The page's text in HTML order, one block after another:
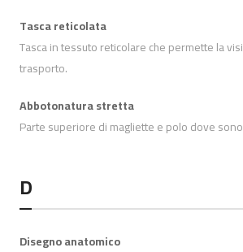
Tasca reticolata
Tasca in tessuto reticolare che permette la
trasporto.
Abbotonatura stretta
Parte superiore di magliette e polo dove
D
Disegno anatomico